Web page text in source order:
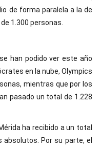
de forma paralela a la de
1.300 personas.
han podido ver este año
en la nube, Olympics
mientras que por los
pasado un total de 1.228
ha recibido a un total
Por su parte, el